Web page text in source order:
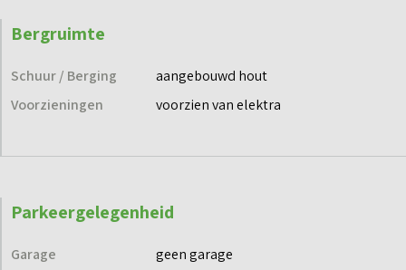
Bergruimte
Schuur / Berging
aangebouwd hout
Voorzieningen
voorzien van elektra
Parkeergelegenheid
Garage geen garage